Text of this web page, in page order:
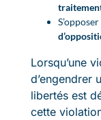
Lorsqu’une
d’engendrer
libertés est
cette